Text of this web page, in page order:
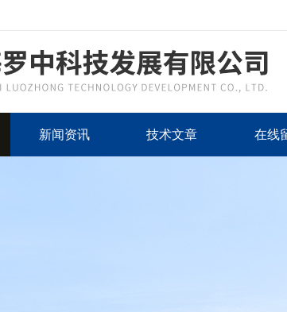
新闻资讯 技术文章 在线